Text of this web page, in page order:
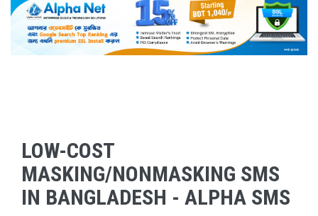
LOW-COST
MASKING/NONMASKING SMS
IN BANGLADESH - ALPHA SMS